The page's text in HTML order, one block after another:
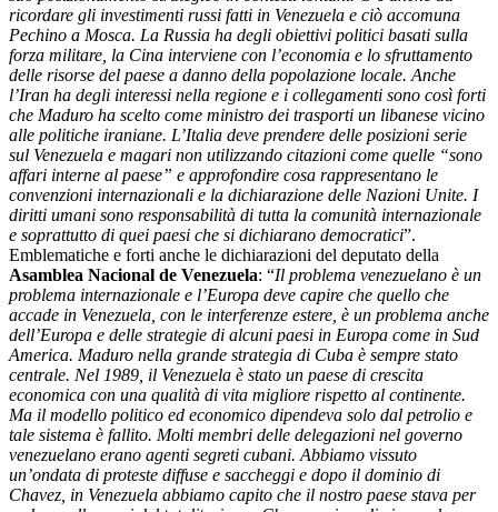
ricordare gli investimenti russi fatti in Venezuela e ciò accomuna
Pechino a Mosca. La Russia ha degli obiettivi politici basati sulla
forza militare, la Cina interviene con l’economia e lo sfruttamento
delle risorse del paese a danno della popolazione locale. Anche
l’Iran ha degli interessi nella regione e i collegamenti sono così forti
che Maduro ha scelto come ministro dei trasporti un libanese vicino
alle politiche iraniane. L’Italia deve prendere delle posizioni serie
sul Venezuela e magari non utilizzando citazioni come quelle “sono
affari interne al paese” e approfondire cosa rappresentano le
convenzioni internazionali e la dichiarazione delle Nazioni Unite. I
diritti umani sono responsabilità di tutta la comunità internazionale
e soprattutto di quei paesi che si dichiarano democratici”.
Emblematiche e forti anche le dichiarazioni del deputato della
Asamblea Nacional de Venezuela: “Il problema venezuelano è un
problema internazionale e l’Europa deve capire che quello che
accade in Venezuela, con le interferenze estere, è un problema anche
dell’Europa e delle strategie di alcuni paesi in Europa come in Sud
America. Maduro nella grande strategia di Cuba è sempre stato
centrale. Nel 1989, il Venezuela è stato un paese di crescita
economica con una qualità di vita migliore rispetto al continente.
Ma il modello politico ed economico dipendeva solo dal petrolio e
tale sistema è fallito. Molti membri delle delegazioni nel governo
venezuelano erano agenti segreti cubani. Abbiamo vissuto
un’ondata di proteste diffuse e saccheggi e dopo il dominio di
Chavez, in Venezuela abbiamo capito che il nostro paese stava per